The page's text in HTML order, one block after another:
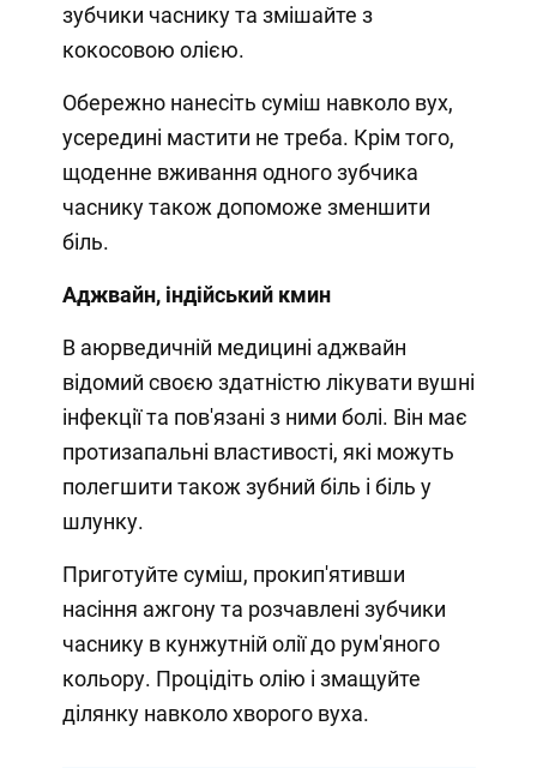
зубчики часнику та змішайте з
кокосовою олією.
Обережно нанесіть суміш навколо вух,
усередині мастити не треба. Крім того,
щоденне вживання одного зубчика
часнику також допоможе зменшити
біль.
Аджвайн, індійський кмин
В аюрведичній медицині аджвайн
відомий своєю здатністю лікувати вушні
інфекції та пов'язані з ними болі. Він має
протизапальні властивості, які можуть
полегшити також зубний біль і біль у
шлунку.
Приготуйте суміш, прокип'ятивши
насіння ажгону та розчавлені зубчики
часнику в кунжутній олії до рум'яного
кольору. Процідіть олію і змащуйте
ділянку навколо хворого вуха.